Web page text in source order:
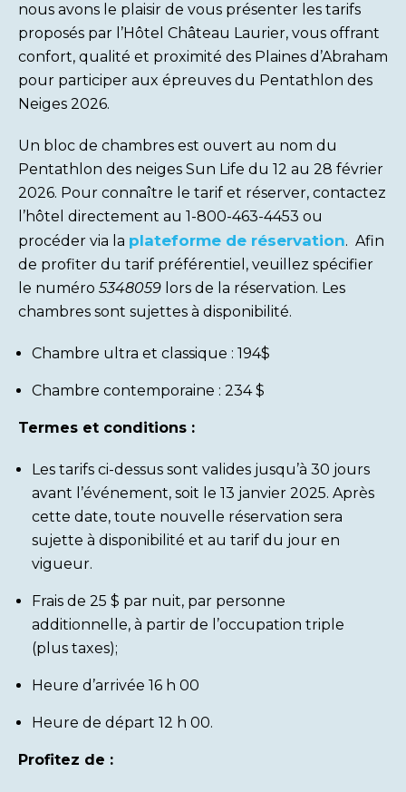
nous avons le plaisir de vous présenter les tarifs
proposés par l’Hôtel Château Laurier, vous offrant
confort, qualité et proximité des Plaines d’Abraham
pour participer aux épreuves du Pentathlon des
Neiges 2026.
Un bloc de chambres est ouvert au nom du
Pentathlon des neiges Sun Life du 12 au 28 février
2026. Pour connaître le tarif et réserver, contactez
l’hôtel directement au 1-800-463-4453 ou
procéder via la plateforme de réservation. Afin
de profiter du tarif préférentiel, veuillez spécifier
le numéro 5348059 lors de la réservation. Les
chambres sont sujettes à disponibilité.
Chambre ultra et classique : 194$
Chambre contemporaine : 234 $
Termes et conditions :
Les tarifs ci-dessus sont valides jusqu’à 30 jours
avant l’événement, soit le 13 janvier 2025. Après
cette date, toute nouvelle réservation sera
sujette à disponibilité et au tarif du jour en
vigueur.
Frais de 25 $ par nuit, par personne
additionnelle, à partir de l’occupation triple
(plus taxes);
Heure d’arrivée 16 h 00
Heure de départ 12 h 00.
Profitez de :